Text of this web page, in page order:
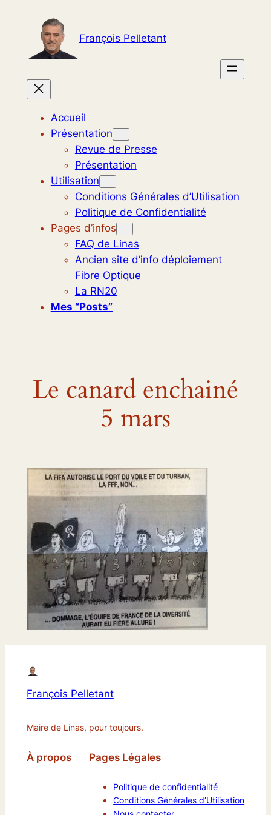
contenu
François Pelletant
Accueil
Présentation
Revue de Presse
Présentation
Utilisation
Conditions Générales d’Utilisation
Politique de Confidentialité
Pages d’infos
FAQ de Linas
Ancien site d’info déploiement
Fibre Optique
La RN20
Mes “posts”
Le canard enchainé
5 mars
François Pelletant
Maire de Linas, pour toujours.
À propos Pages Légales
Politique de confidentialité
Conditions Générales d’Utilisation